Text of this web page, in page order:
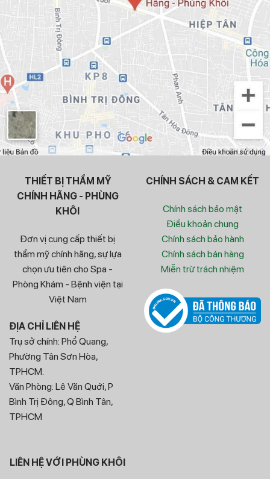
THIẾT BỊ THẨM MỸ
CHÍNH HÃNG - PHÙNG
KHÔI
Đơn vị cung cấp thiết bị
thẩm mỹ chính hãng, sự lựa
chọn ưu tiên cho Spa -
Phòng Khám - Bệnh viện tại
Việt Nam
ĐỊA CHỈ LIÊN HỆ
Trụ sở chính: Phổ Quang,
Phường Tân Sơn Hòa,
TPHCM.
Văn Phòng: Lê Văn Quới, P
Bình Trị Đông, Q Bình Tân,
TPHCM
CHÍNH SÁCH & CAM KẾT
Chính sách bảo mật
Điều khoản chung
Chính sách bảo hành
Chính sách bán hàng
Miễn trừ trách nhiệm
LIÊN HỆ VỚI PHÙNG KHÔI